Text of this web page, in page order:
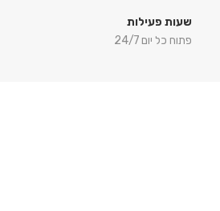
שעות פעילות
פתוח כל יום 24/7